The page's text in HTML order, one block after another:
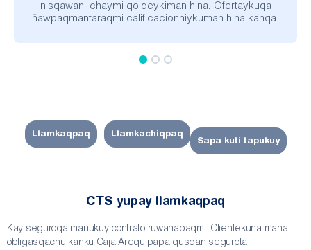
nisqawan, chaymi qolqeykiman hina. Ofertaykuqa
ñawpaqmantaraqmi calificacionniykuman hina kanqa.
Llamkaqpaq Llamkachiqpaq
Sapa kuti tapukuy
CTS yupay llamkaqpaq
Kay seguroqa manukuy contrato ruwanapaqmi. Clientekuna mana
obligasqachu kanku Caja Arequipapa qusqan segurota